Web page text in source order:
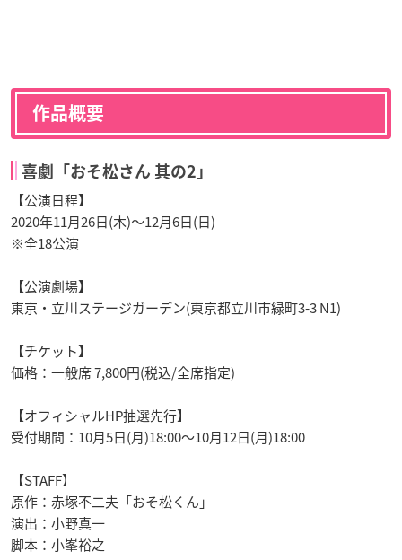
作品概要
喜劇「おそ松さん 其の2」
【公演日程】
2020年11月26日(木)〜12月6日(日)
※全18公演
【公演劇場】
東京・立川ステージガーデン(東京都立川市緑町3-3 N1)
【チケット】
価格：一般席 7,800円(税込/全席指定)
【オフィシャルHP抽選先行】
受付期間：10月5日(月)18:00〜10月12日(月)18:00
【STAFF】
原作：赤塚不二夫「おそ松くん」
演出：小野真一
脚本：小峯裕之